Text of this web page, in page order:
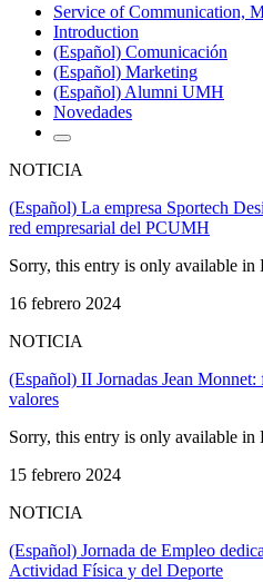
Service of Communication,
Introduction
(Español) Comunicación
(Español) Marketing
(Español) Alumni UMH
Novedades
NOTICIA
(Español) La empresa Sportech
red empresarial del PCUMH
Sorry, this entry is only available in
16 febrero 2024
NOTICIA
(Español) II Jornadas Jean
valores
Sorry, this entry is only available in
15 febrero 2024
NOTICIA
(Español) Jornada de Empleo
Actividad Física y del Deporte